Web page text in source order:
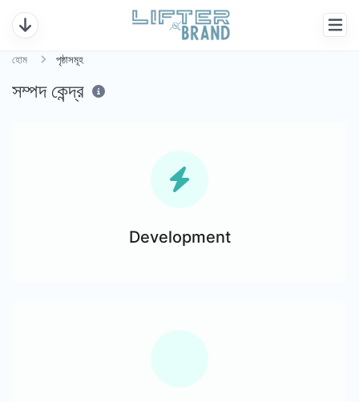
হোম পৃষ্ঠাসমূহ
সম্পদ কেন্দ্র
Development